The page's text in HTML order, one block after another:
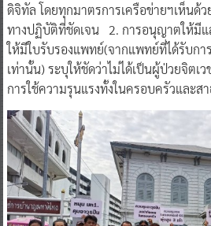
ดิจิทัล โดยทุกมาตรการเครือข่ายฯเห็นด้
ทางปฏิบัติที่ชัดเจน 2. การอนุญาตให้มีแ
ให้มีใบรับรองแพทย์(จากแพทย์ที่ได้รับกา
เท่านั้น) ระบุให้ชัดว่าไม่ได้เป็นผู้ป่วยจิต
การใช้ความรุนแรงทั้งในครอบครัวและส